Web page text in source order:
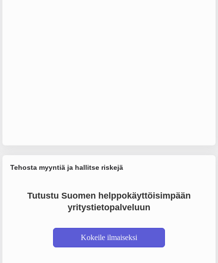
Tehosta myyntiä ja hallitse riskejä
Tutustu Suomen helppokäyttöisimpään
yritystietopalveluun
Kokeile ilmaiseksi